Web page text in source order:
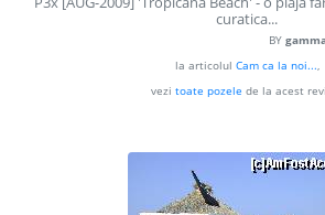
curatica...
BY
la articolul Cam ca la noi...,
vezi toate pozele de la acest